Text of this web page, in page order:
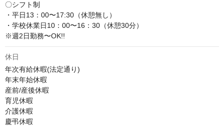
〇シフト制
・平日13：00〜17:30（休憩無し）
・学校休業日10：00〜16：30（休憩30分）
※週2日勤務〜OK!!
休日
年次有給休暇(法定通り)
年末年始休暇
産前/産後休暇
育児休暇
介護休暇
慶弔休暇